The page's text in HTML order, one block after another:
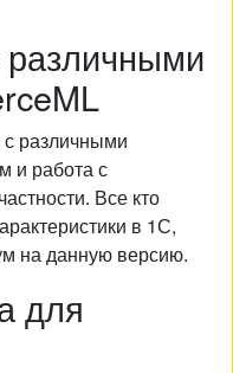
различными
и работа с
Все кто
в 1С,
на данную версию.
для